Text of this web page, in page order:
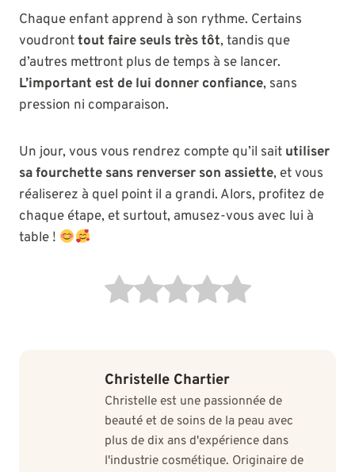
Chaque enfant apprend à son rythme. Certains
voudronttout faire seuls très tôt, tandis que
d’autres mettront plus de temps à se lancer.
L’important est de lui donner confiance, sans
pression ni comparaison.
Un jour, vous vous rendrez compte qu’il sait utiliser
sa fourchette sans renverser son assiette, et vous
réaliserez à quel point il a grandi. Alors, profitez de
chaque étape, et surtout, amusez-vous avec lui à
table !
Christelle Chartier
Christelle est une passionnée de
beauté et de soins de la peau avec
plus de dix ans d'expérience dans
l'industrie cosmétique. Originaire de